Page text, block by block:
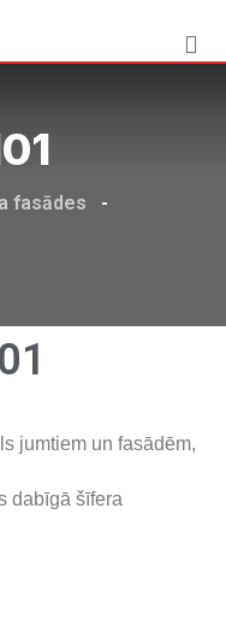
fasādes
-
jumtiem un fasādēm,
dabīgā šīfera